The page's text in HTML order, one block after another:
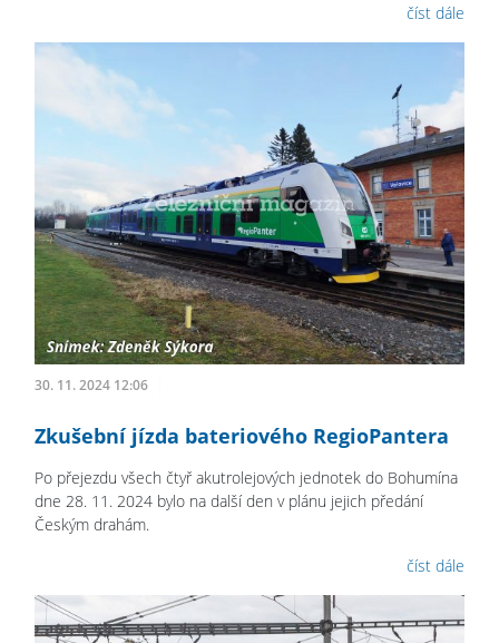
číst dále
30. 11. 2024 12:06
Zkušební jízda bateriového RegioPantera
Po přejezdu všech čtyř akutrolejových jednotek do Bohumína
dne 28. 11. 2024 bylo na další den v plánu jejich předání
Českým drahám.
číst dále